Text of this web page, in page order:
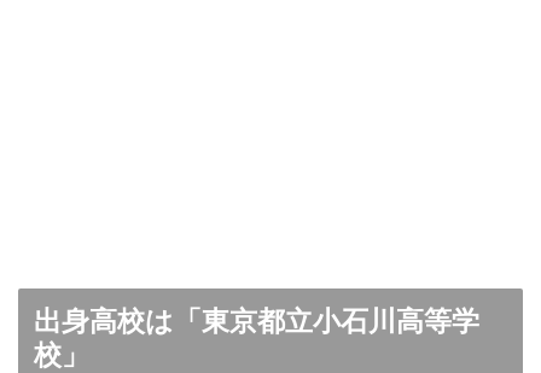
出身高校は「東京都立小石川高等学
校」